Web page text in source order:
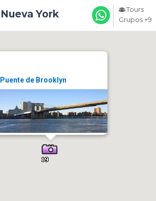
Nueva York
Tours
Grupos +9
Puente de Brooklyn